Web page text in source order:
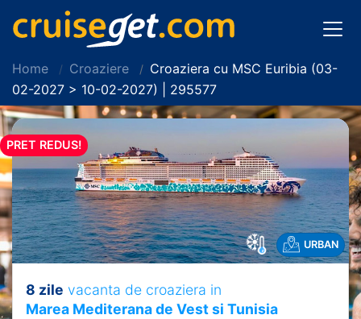
Home Croaziere
Croaziera cu MSC Euribia (03-
02-2027 > 10-02-2027) | 295577
PRET REDUS!
URBAN
8 zile vacanta de croaziera in
Marea Mediterana de Vest si Tunisia